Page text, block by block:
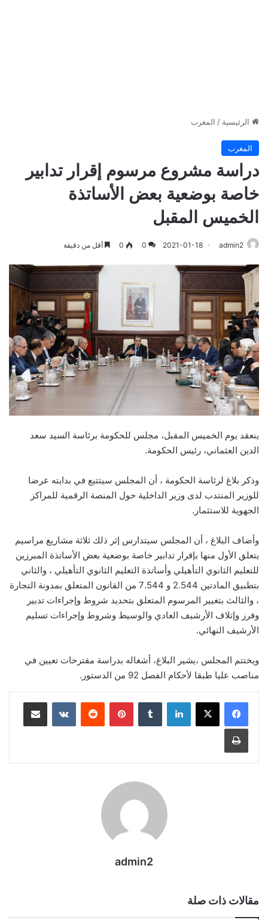
الرئيسية / المغرب
المغرب
دراسة مشروع مرسوم إقرار تدابير
خاصة بوضعية بعض الأساتذة
الخميس المقبل
admin2
2021-01-18
0
0 أقل من دقيقة
ينعقد يوم الخميس المقبل، مجلس للحكومة برئاسة السيد سعد
الدين العثماني، رئيس الحكومة.
وذكر بلاغ لرئاسة الحكومة ، أن المجلس سيتتبع في بدايته عرضا
للوزير المنتدب لدى وزير الداخلية حول المنصة الرقمية للمراكز
الجهوية للاستثمار.
وأضاف البلاغ ، أن المجلس سيتدارس إثر ذلك ثلاثة مشاريع مراسيم
يتعلق الأول منها بإقرار تدابير خاصة بوضعية بعض الأساتذة المبرزين
للتعليم الثانوي التأهيلي وأساتذة التعليم الثانوي التأهيلي ، والثاني
بتطبيق المادتين 2.544 و 7.544 من القانون المتعلق بمدونة التجارة
، والثالث بتغيير المرسوم المتعلق بتحديد شروط وإجراءات تدبير
وفرز وإتلاف الأرشيف العادي والوسيط وشروط وإجراءات تسليم
الأرشيف النهائي.
ويختتم المجلس ،يشير البلاغ، أشغاله بدراسة مقترحات تعيين في
مناصب عليا طبقا لأحكام الفصل 92 من الدستور.
لينكدإن بينتيريست مشاركة عبر البريد
طباعة
admin2
مقالات ذات صلة